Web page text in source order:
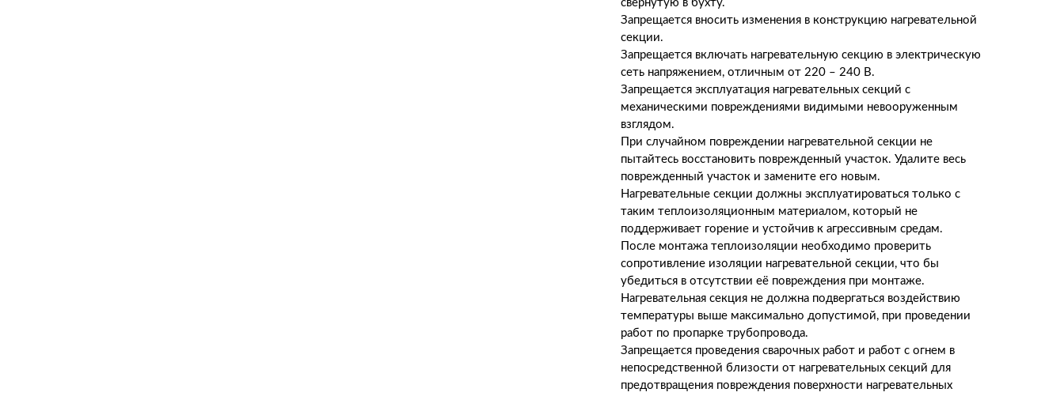
свёрнутую в бухту.
Запрещается вносить изменения в конструкцию нагревательной
секции.
Запрещается включать нагревательную секцию в электрическую
сеть напряжением, отличным от 220 – 240 В.
Запрещается эксплуатация нагревательных секций с
механическими повреждениями видимыми невооруженным
взглядом.
При случайном повреждении нагревательной секции не
пытайтесь восстановить поврежденный участок. Удалите весь
поврежденный участок и замените его новым.
Нагревательные секции должны эксплуатироваться только с
таким теплоизоляционным материалом, который не
поддерживает горение и устойчив к агрессивным средам.
После монтажа теплоизоляции необходимо проверить
сопротивление изоляции нагревательной секции, что бы
убедиться в отсутствии её повреждения при монтаже.
Нагревательная секция не должна подвергаться воздействию
температуры выше максимально допустимой, при проведении
работ по пропарке трубопровода.
Запрещается проведения сварочных работ и работ с огнем в
непосредственной близости от нагревательных секций для
предотвращения повреждения поверхности нагревательных